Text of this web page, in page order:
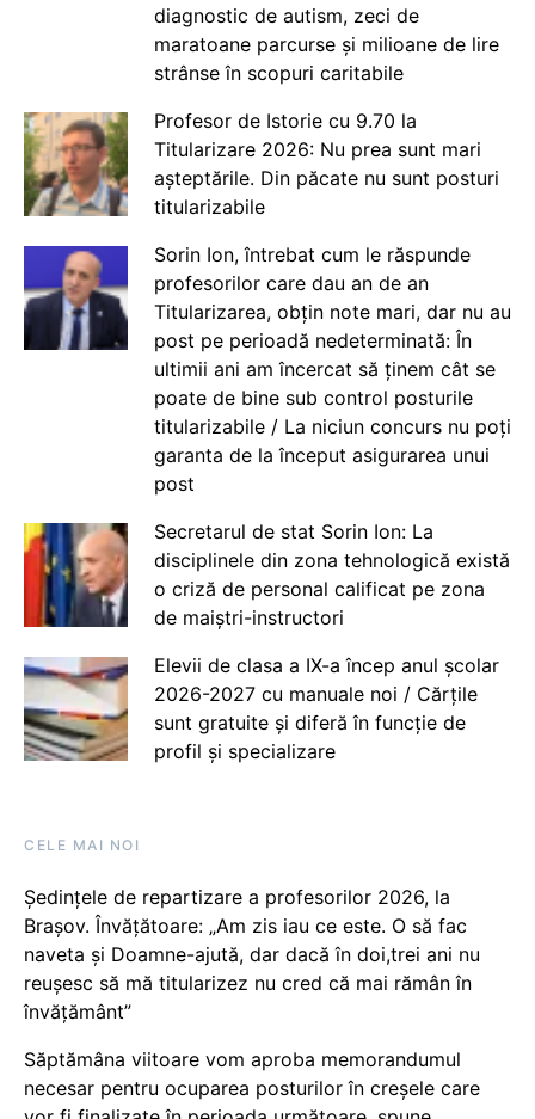
diagnostic de autism, zeci de
maratoane parcurse și milioane de lire
strânse în scopuri caritabile
Profesor de Istorie cu 9.70 la
Titularizare 2026: Nu prea sunt mari
așteptările. Din păcate nu sunt posturi
titularizabile
Sorin Ion, întrebat cum le răspunde
profesorilor care dau an de an
Titularizarea, obțin note mari, dar nu au
post pe perioadă nedeterminată: În
ultimii ani am încercat să ținem cât se
poate de bine sub control posturile
titularizabile / La niciun concurs nu poți
garanta de la început asigurarea unui
post
Secretarul de stat Sorin Ion: La
disciplinele din zona tehnologică există
o criză de personal calificat pe zona
de maiștri-instructori
Elevii de clasa a IX-a încep anul școlar
2026-2027 cu manuale noi / Cărțile
sunt gratuite și diferă în funcție de
profil și specializare
CELE MAI NOI
Ședințele de repartizare a profesorilor 2026, la
Brașov. Învățătoare: „Am zis iau ce este. O să fac
naveta și Doamne-ajută, dar dacă în doi,trei ani nu
reușesc să mă titularizez nu cred că mai rămân în
învățământ”
Săptămâna viitoare vom aproba memorandumul
necesar pentru ocuparea posturilor în creșele care